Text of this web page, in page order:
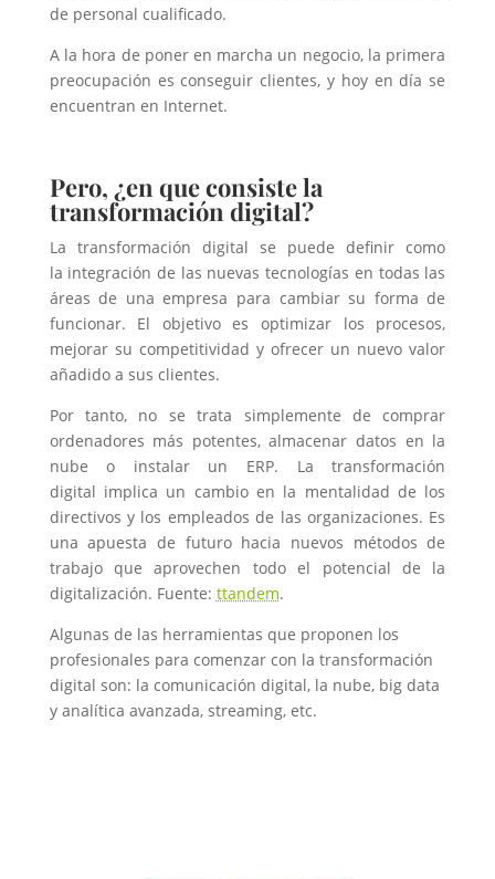
de personal cualificado.
A la hora de poner en marcha un negocio, la primera
preocupación es conseguir clientes, y hoy en día se
encuentran en Internet.
Pero, ¿en que consiste la
transformación digital?
La transformación digital se puede definir como
la integración de las nuevas tecnologías en todas las
áreas de una empresa para cambiar su forma de
funcionar. El objetivo es optimizar los procesos,
mejorar su competitividad y ofrecer un nuevo valor
añadido a sus clientes.
Por tanto, no se trata simplemente de comprar
ordenadores más potentes, almacenar datos en la
nube o instalar un ERP. La transformación
digital implica un cambio en la mentalidad de los
directivos y los empleados de las organizaciones. Es
una apuesta de futuro hacia nuevos métodos de
trabajo que aprovechen todo el potencial de la
digitalización. Fuente: ttandem.
Algunas de las herramientas que proponen los
profesionales para comenzar con la transformación
digital son: la comunicación digital, la nube, big data
y analítica avanzada, streaming, etc.